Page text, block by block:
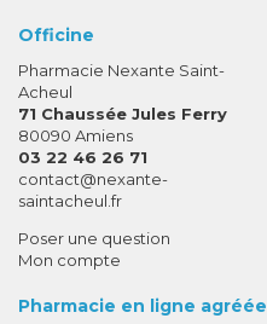
Officine
Pharmacie Nexante Saint-
Acheul
71 Chaussée Jules Ferry
80090 Amiens
03 22 46 26 71
contact-
@-
nexante-
saintacheul.fr
Poser une question
Mon compte
Pharmacie en ligne agréée